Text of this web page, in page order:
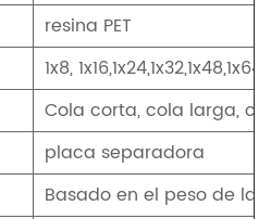
resina PET
1x8,
Cola corta, cola larga,
placa separadora
Basado en el peso de la